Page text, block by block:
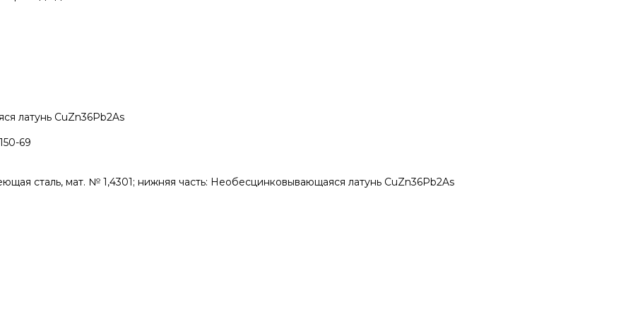
латунь CuZn36Pb2As
69
сталь, мат. № 1,4301; нижняя часть: Необесцинковывающаяся латунь CuZn36Pb2As